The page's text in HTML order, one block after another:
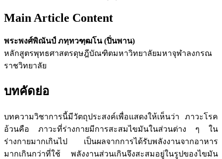
Main Article Content
พระพงศ์พิณันป์ ภทฺทวฑฺฒโน (ปิ่นพาน)
หลักสูตรพุทธศาสตรดุษฎีบัณฑิตมหาวิทยาลัยมหาจุฬาลงกรณ
ราชวิทยาลัย
บทคัดย่อ
บทความวิชาการนี้มีวัตถุประสงค์เพื่อแสดงให้เห็นว่า ภาวะโรค
อ้วนคือ ภาวะที่ร่างกายมีการสะสมไขมันในส่วนต่าง ๆ ใน
ร่างกายมากเกินไป เป็นผลจากการได้รับพลังงานจากอาหาร
มากเกินกว่าที่ใช้ พลังงานส่วนเกินจึงสะสมอยู่ในรูปของไขมัน